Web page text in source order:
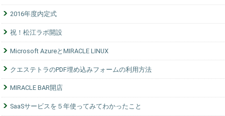
2016年度内定式
祝！松江ラボ開設
Microsoft AzureとMIRACLE LINUX
クエステトラのPDF埋め込みフォームの利用方法
MIRACLE BAR開店
SaaSサービスを５年使ってみてわかったこと